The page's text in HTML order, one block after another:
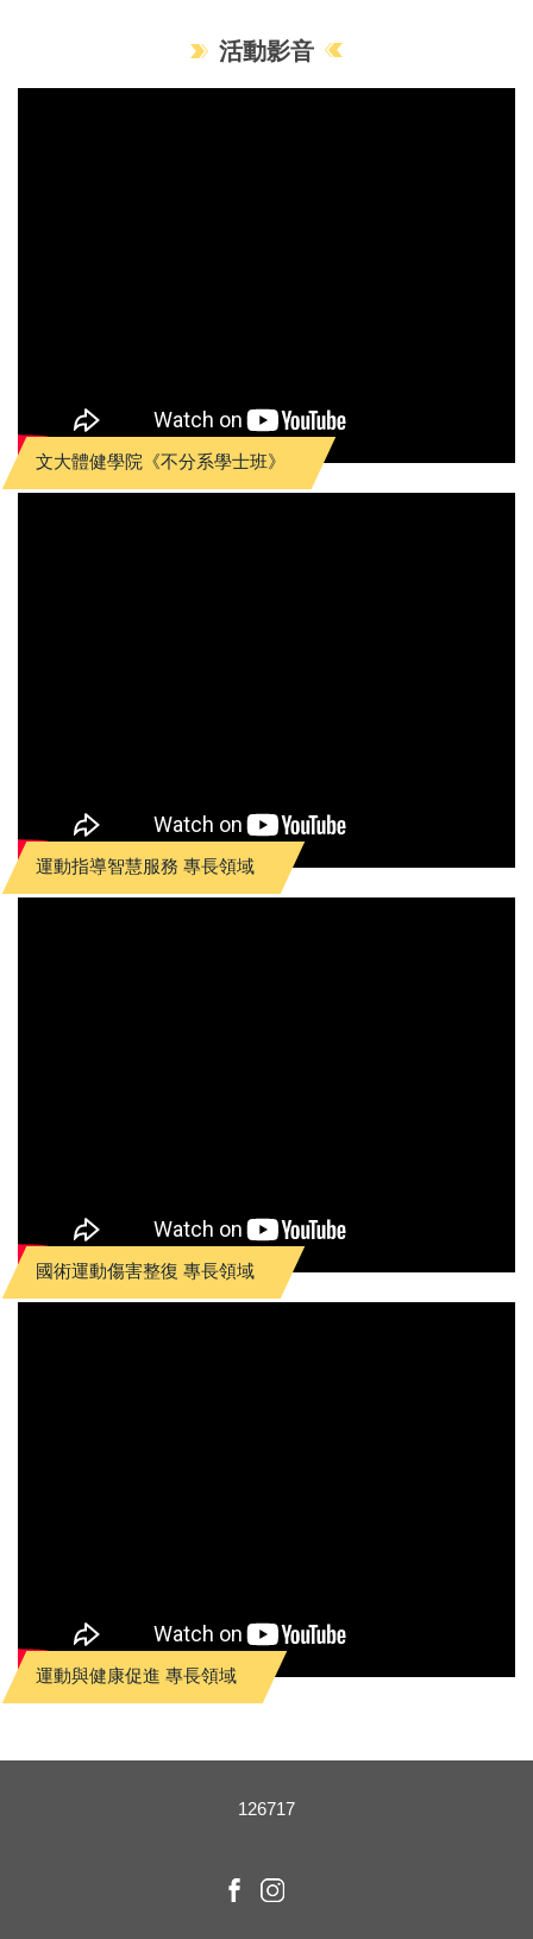
活動影音
文大體健學院《不分系學士班》
運動指導智慧服務 專長領域
國術運動傷害整復 專長領域
運動與健康促進 專長領域
126717